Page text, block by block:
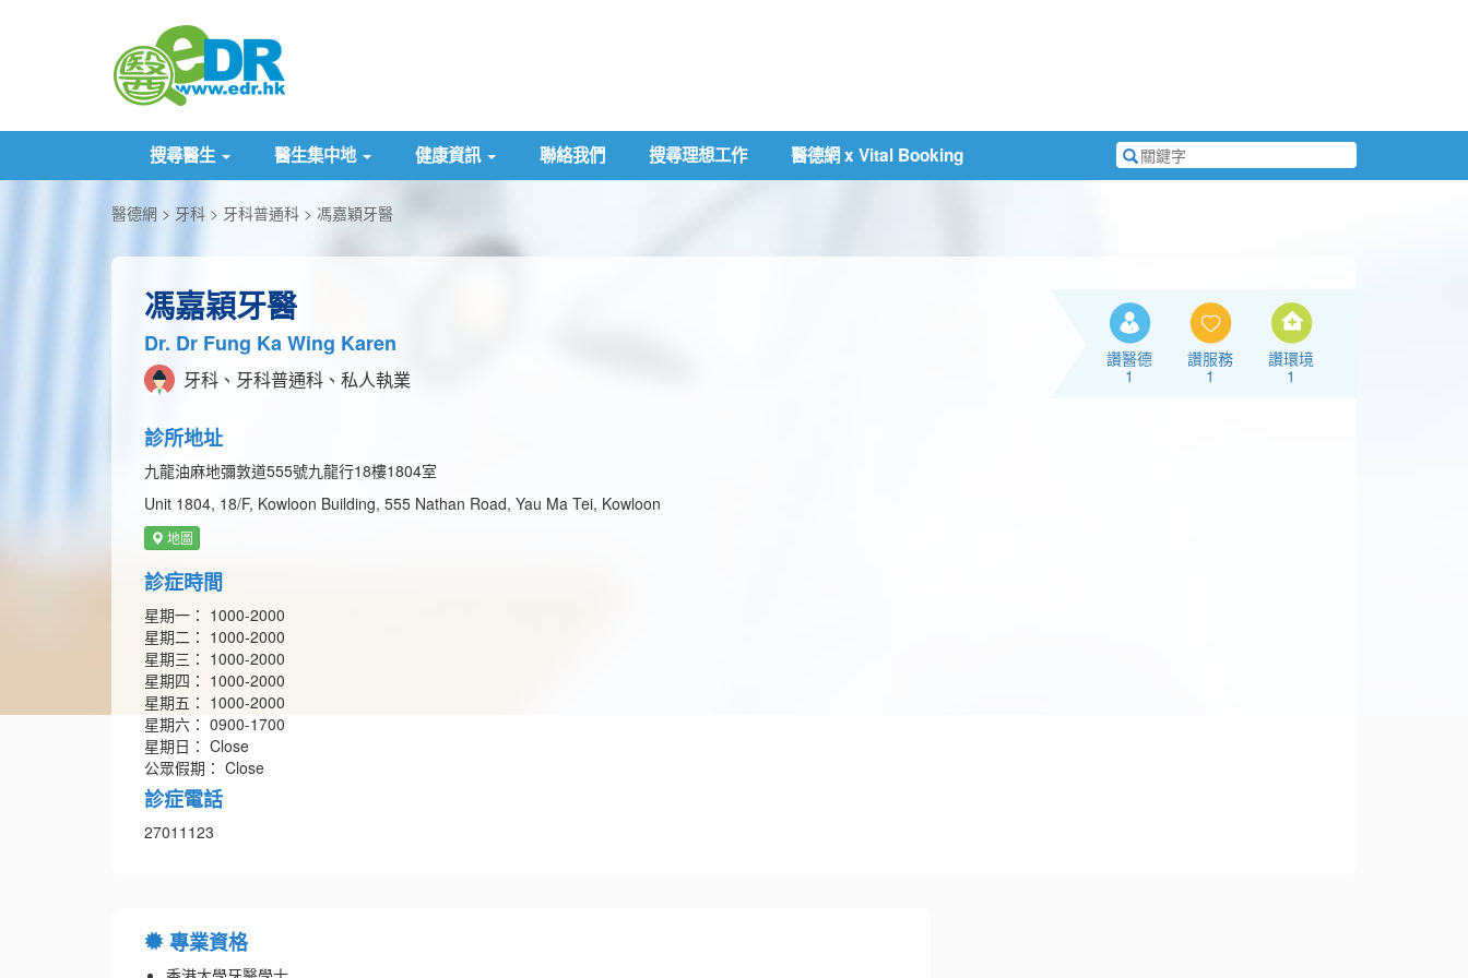
搜尋醫生 醫生集中地 健康資訊 聯絡我們 搜尋理想工作 醫德網 x Vital Booking
搜
尋
醫德網 牙科 牙科普通科 馮嘉穎牙醫
馮嘉穎牙醫
Dr. Dr Fung Ka Wing Karen
牙科、牙科普通科、私人執業
診所地址
九龍油麻地彌敦道555號九龍行18樓1804室
Unit 1804, 18/F, Kowloon Building, 555 Nathan Road, Yau Ma Tei, Kowloon
地圖
診症時間
星期一： 1000-2000
星期二： 1000-2000
星期三： 1000-2000
星期四： 1000-2000
星期五： 1000-2000
星期六： 0900-1700
星期日： Close
公眾假期： Close
診症電話
27011123
讚醫德
1
讚服務
1
讚環境
1
專業資格